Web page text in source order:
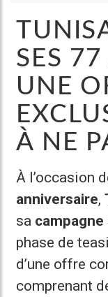
SES
UNE
À NE
À l’occasion
anniversaire,
sa campagne
phase de
d’une offre
comprenant